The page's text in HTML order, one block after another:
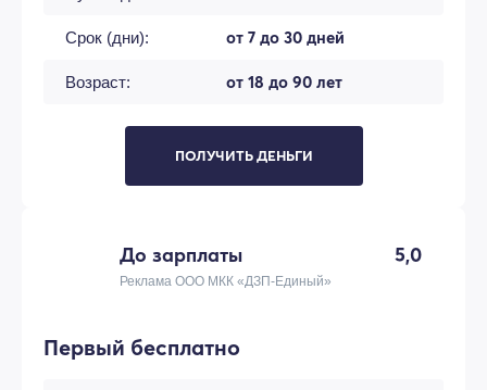
Срок (дни): от 7 до 30 дней
Возраст: от 18 до 90 лет
ПОЛУЧИТЬ ДЕНЬГИ
До зарплаты 5,0
Реклама ООО МКК «ДЗП-Единый»
Первый бесплатно